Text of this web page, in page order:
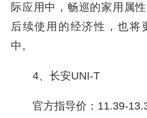
际应用中，畅巡的家用属
后续使用的经济性，也将
中。
4、长安UNI-T
官方指导价：11.39-